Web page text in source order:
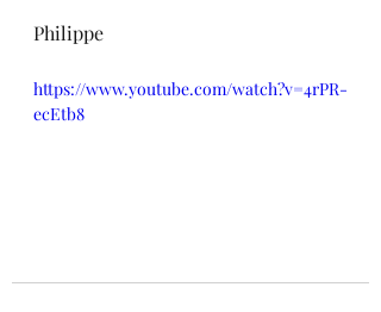
Philippe
https://www.youtube.com/watch?v=4rPR-
ecEtb8